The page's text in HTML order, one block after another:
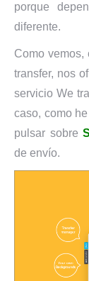
porque
diferente.
Como
transfer, nos
servicio We
caso, como
pulsar sobre
de envío.